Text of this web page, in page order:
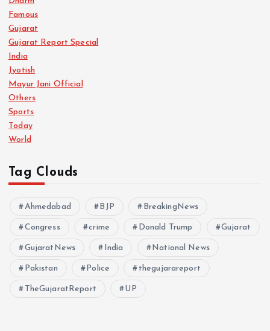
Famous
Gujarat
Gujarat Report Special
India
Jyotish
Mayur Jani Official
Others
Sports
Today
World
Tag Clouds
Ahmedabad BJP BreakingNews
Congress crime Donald Trump Gujarat
GujaratNews India National News
Pakistan Police thegujarareport
TheGujaratReport UP